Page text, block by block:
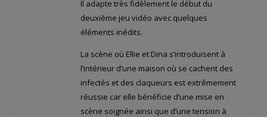
Il adapte très fidèlement le début du
deuxième jeu vidéo avec quelques
éléments inédits.
La scène où Ellie et Dina s’introduisent à
l’intérieur d’une maison où se cachent des
infectés et des claqueurs est extrêmement
réussie car elle bénéficie d’une mise en
scène soignée ainsi que d’une tension à